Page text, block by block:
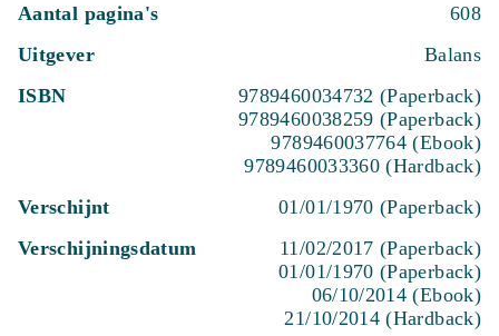
Aantal pagina's
608
Uitgever
Balans
ISBN
9789460034732 (Paperback)
9789460038259 (Paperback)
9789460037764 (Ebook)
9789460033360 (Hardback)
Verschijnt
01/01/1970 (Paperback)
Verschijningsdatum
11/02/2017 (Paperback)
01/01/1970 (Paperback)
06/10/2014 (Ebook)
21/10/2014 (Hardback)